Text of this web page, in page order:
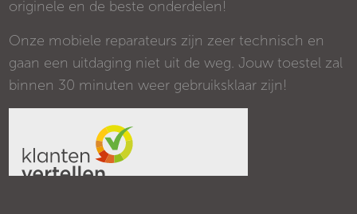
originele en de beste onderdelen!
Onze mobiele reparateurs zijn zeer technisch en
gaan een uitdaging niet uit de weg. Jouw toestel zal
binnen 30 minuten weer gebruiksklaar zijn!